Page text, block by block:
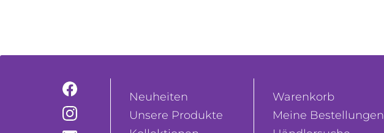
Neuheiten
Unsere Produkte
Warenkorb
Meine Bestellungen